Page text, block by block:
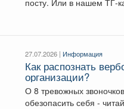
27.07.2026 | Информация
Как распознать
организации?
О 8 тревожных
обезопасить себя -